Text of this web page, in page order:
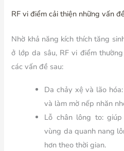
RF vi điểm cải thiện những vấn
Nhờ khả năng kích thích tăng
ở lớp da sâu, RF vi điểm
các vấn đề sau:
Da chảy xệ và lão hóa
và làm mờ nếp nhăn
Lỗ chân lông to:giúp
vùng da quanh nang
hơn theo thời gian.